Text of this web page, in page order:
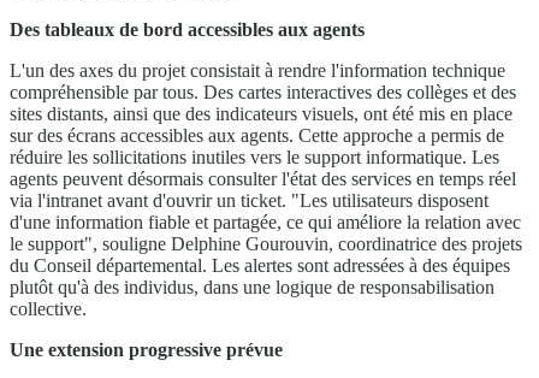
Des tableaux de bord accessibles aux agents
L'un des axes du projet consistait à rendre l'information technique
compréhensible par tous. Des cartes interactives des collèges et des
sites distants, ainsi que des indicateurs visuels, ont été mis en place
sur des écrans accessibles aux agents. Cette approche a permis de
réduire les sollicitations inutiles vers le support informatique. Les
agents peuvent désormais consulter l'état des services en temps réel
via l'intranet avant d'ouvrir un ticket. "Les utilisateurs disposent
d'une information fiable et partagée, ce qui améliore la relation avec
le support", souligne Delphine Gourouvin, coordinatrice des projets
du Conseil départemental. Les alertes sont adressées à des équipes
plutôt qu'à des individus, dans une logique de responsabilisation
collective.
Une extension progressive prévue